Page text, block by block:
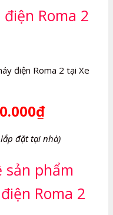
Roma 2
điện Roma 2 tại Xe
đặt tại nhà)
phẩm
Roma 2